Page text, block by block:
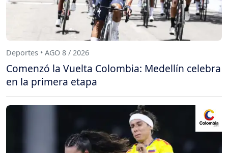
Deportes • AGO 8 / 2026
Comenzó la Vuelta Colombia: Medellín celebra
en la primera etapa